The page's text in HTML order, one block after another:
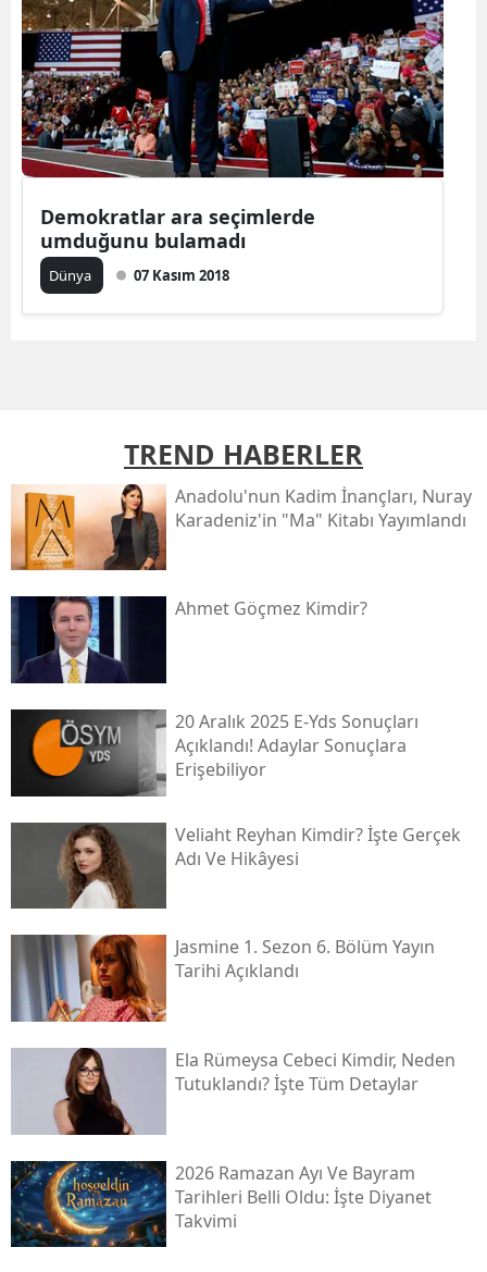
Demokratlar ara seçimlerde
umduğunu bulamadı
Dünya 07 Kasım 2018
TREND HABERLER
Anadolu'nun Kadim İnançları, Nuray
Karadeniz'in "ma" Kitabı Yayımlandı
Ahmet Göçmez Kimdir?
20 Aralık 2025 E-Yds Sonuçları
Açıklandı! Adaylar Sonuçlara
Erişebiliyor
Veliaht Reyhan Kimdir? İşte Gerçek
Adı Ve Hikâyesi
Jasmine 1. Sezon 6. Bölüm Yayın
Tarihi Açıklandı
Ela Rümeysa Cebeci Kimdir, Neden
Tutuklandı? İşte Tüm Detaylar
2026 Ramazan Ayı Ve Bayram
Tarihleri Belli Oldu: İşte Diyanet
Takvimi